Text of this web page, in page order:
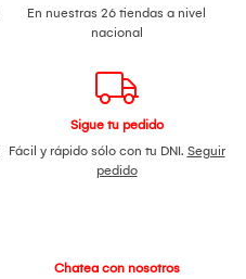
En nuestras 26 tiendas a nivel
nacional
Sigue tu pedido
Fácil y rápido sólo con tu DNI. Seguir
pedido
Chatea con nosotros